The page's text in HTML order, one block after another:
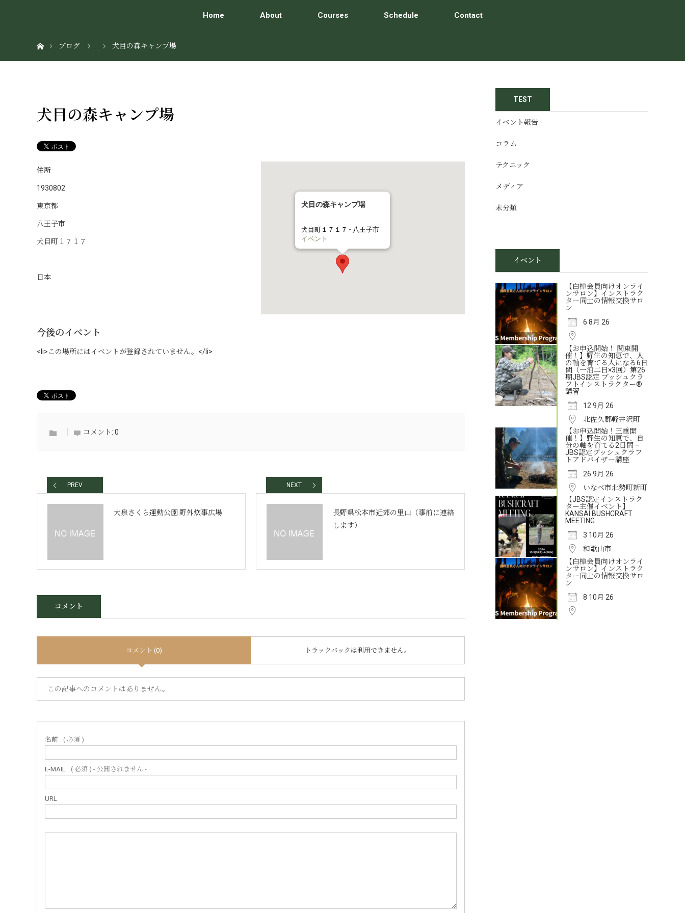
Home About Courses Schedule Contact
ブログ
犬目の森キャンプ場
犬目の森キャンプ場
犬目の森キャンプ場
犬目町１７１７ - 八王子市
イベント
住所
1930802
東京都
八王子市
犬目町１７１７
日本
今後のイベント
<li>この場所にはイベントが登録されていません。</li>
コメント: 0
PREV
大泉さくら運動公園 野外炊事広場
NEXT
長野県松本市近郊の里山（事前に連絡
します）
コメント
コメント (0) トラックバックは利用できません。
この記事へのコメントはありません。
名前 ( 必須 )
E-MAIL ( 必須 ) - 公開されません -
URL
TEST
イベント報告
コラム
テクニック
メディア
未分類
イベント
【白樺会員向けオンライ
ンサロン】インストラク
ター同士の情報交換サロ
ン
6 8月 26
【お申込開始！ 関東開
催！】野生の知恵で、人
の軸を育てる人になる6日
間（一泊二日×3回）第26
期JBS認定 ブッシュクラ
フトインストラクター®
講習
12 9月 26
北佐久郡軽井沢町
【お申込開始！三重開
催！】野生の知恵で、自
分の軸を育てる2日間 –
JBS認定ブッシュクラフ
トアドバイザー講座
26 9月 26
いなべ市北勢町新町
【JBS認定インストラク
ター主催イベント】
KANSAI BUSHCRAFT
MEETING
3 10月 26
和歌山市
【白樺会員向けオンライ
ンサロン】インストラク
ター同士の情報交換サロ
ン
8 10月 26